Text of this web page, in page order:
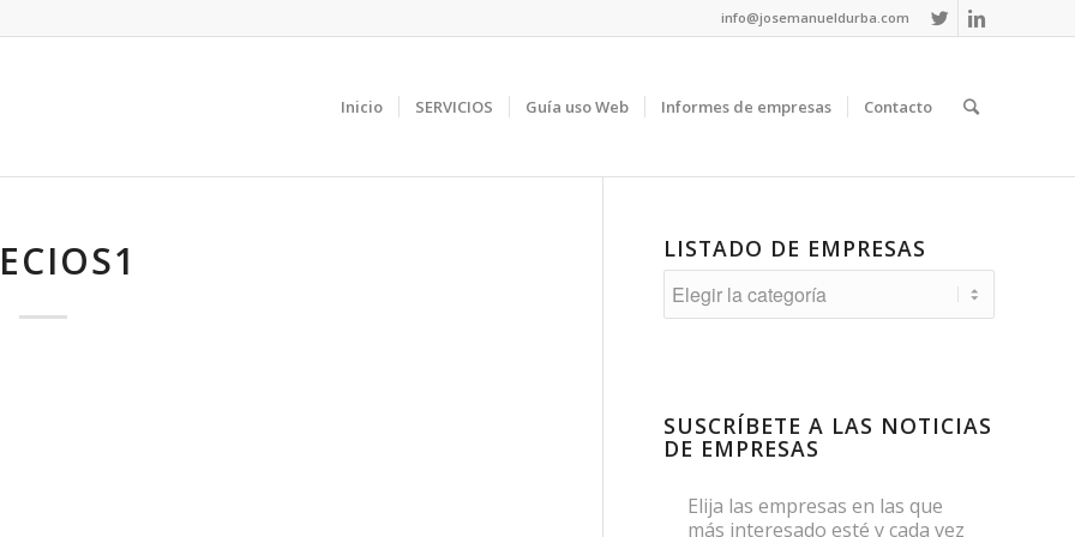
info@josemanueldurba.com
Inicio SERVICIOS Guía uso Web Informes de empresas Contacto
LISTADO DE EMPRESAS
Listado
de
SUSCRÍBETE A LAS NOTICIAS
DE EMPRESAS
Elija las empresas en las que
más interesado esté y cada vez